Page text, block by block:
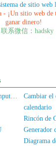
de sitio
- ¡Un sitio web de
ganar dinero!
系微信：
Estimación de precios de computadoras/teléfonos móviles de segunda mano
calendario
Rincón de
Diagrama